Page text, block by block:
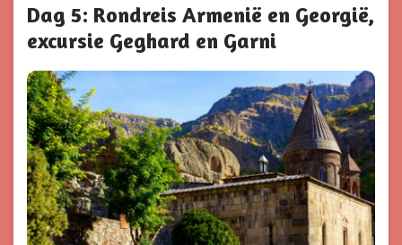
Dag 5: Rondreis Armenië en Georgië,
excursie Geghard en Garni